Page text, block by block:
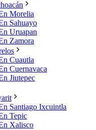
Morelia
Sahuayo
Uruapan
Zamora
Cuautla
Cuernavaca
Jiutepec
Santiago Ixcuintla
Tepic
Xalisco